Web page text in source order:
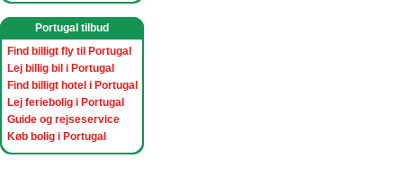
Portugal tilbud
Find billigt fly til Portugal
Lej billig bil i Portugal
Find billigt hotel i Portugal
Lej feriebolig i Portugal
Guide og rejseservice
Køb bolig i Portugal